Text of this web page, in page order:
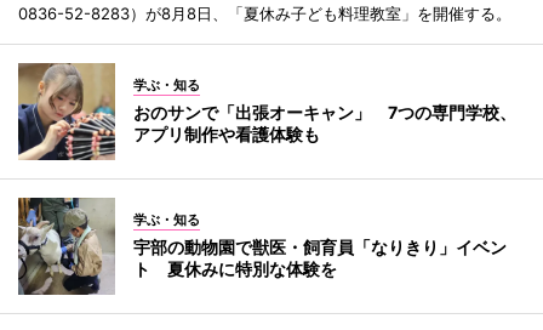
0836-52-8283）が8月8日、「夏休み子ども料理教室」を開催する。
学ぶ・知る
おのサンで「出張オーキャン」 7つの専門学校、
アプリ制作や看護体験も
学ぶ・知る
宇部の動物園で獣医・飼育員「なりきり」イベン
ト 夏休みに特別な体験を